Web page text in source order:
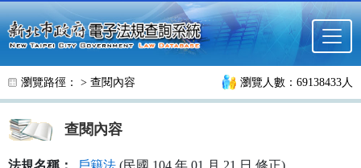
跳至主要內容
瀏覽路徑： > 查閱內容 瀏覽人數：69138433人
查閱內容